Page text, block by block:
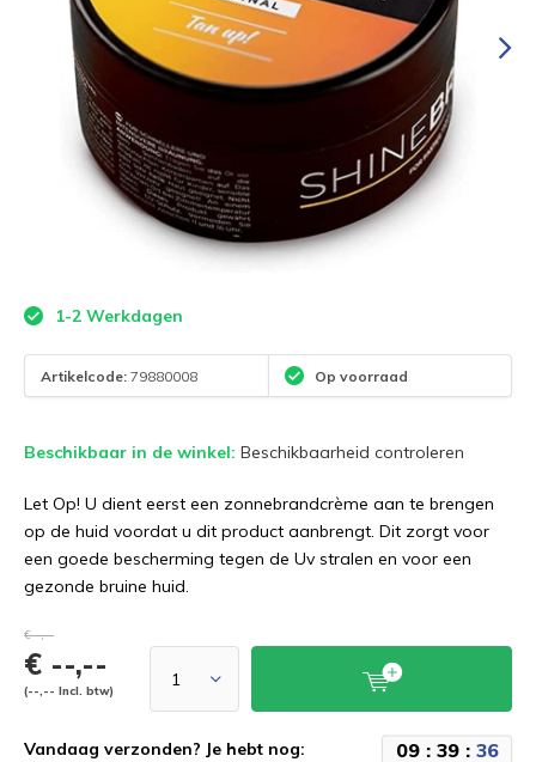
1-2 Werkdagen
Artikelcode: 79880008 Op voorraad
Beschikbaar in de winkel: Beschikbaarheid controleren
Let Op! U dient eerst een zonnebrandcrème aan te brengen
op de huid voordat u dit product aanbrengt. Dit zorgt voor
een goede bescherming tegen de Uv stralen en voor een
gezonde bruine huid.
€--,--
€ --,--
(--,-- Incl. btw)
Vandaag verzonden? Je hebt nog: 09: 39: 35